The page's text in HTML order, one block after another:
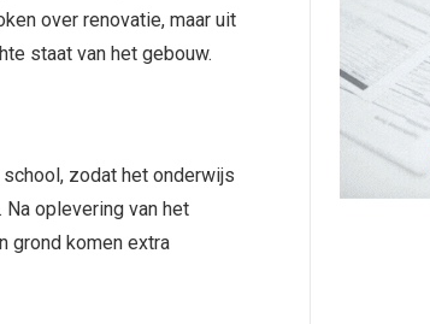
over renovatie, maar uit
staat van het gebouw.
zodat het onderwijs
oplevering van het
grond komen extra